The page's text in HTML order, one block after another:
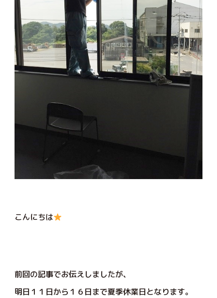
こんにちは
前回の記事でお伝えしましたが、
明日１１日から１６日まで夏季休業日となります。